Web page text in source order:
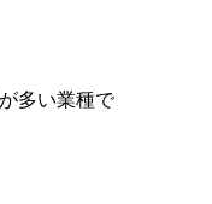
多い業種で